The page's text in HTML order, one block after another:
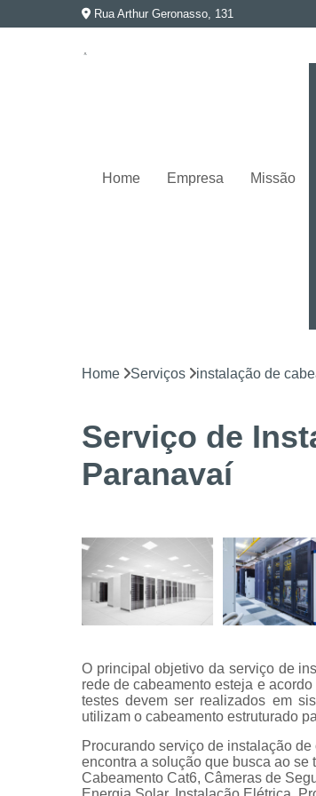
Rua Arthur Geronasso, 131
Home Empresa Missão
Home Serviços instalação de
Serviço de
Paranavaí
O principal objetivo da serviço de
rede de cabeamento esteja e
testes devem ser realizados em
utilizam o cabeamento estruturado
Procurando serviço de instalação
encontra a solução que busca ao se
Cabeamento Cat6, Câmeras de